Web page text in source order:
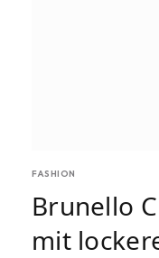
FASHION
Brunello
mit